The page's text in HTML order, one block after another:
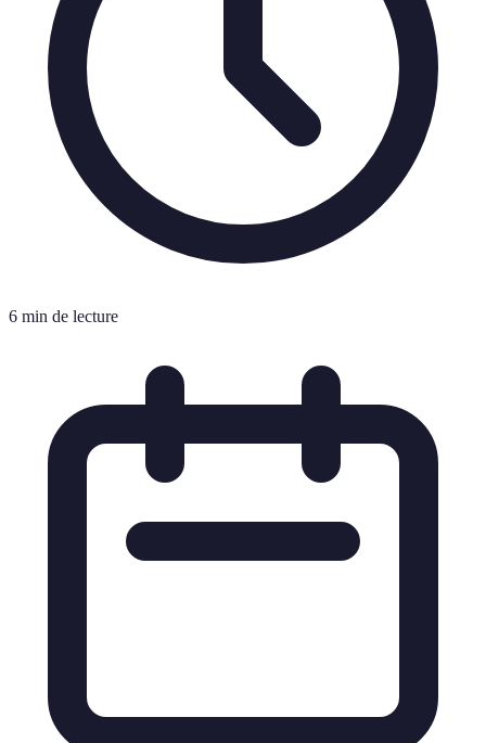
6 min de lecture